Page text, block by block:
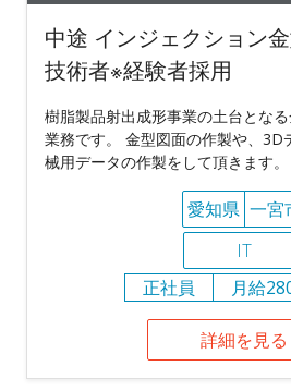
中途 インジェクション
技術者※経験者採用
樹脂製品射出成形事業の土台とな
業務です。 金型図面の作製や、3D
械用データの作製をして頂きます。
愛知県 一宮
IT
正社員
月給
詳細を見る